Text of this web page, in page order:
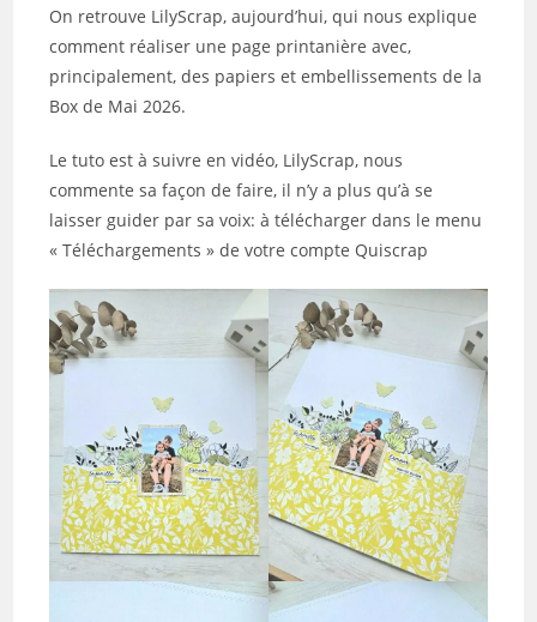
publication :
On retrouve LilyScrap, aujourd’hui, qui nous explique
comment réaliser une page printanière avec,
principalement, des papiers et embellissements de la
Box de Mai 2026.
Le tuto est à suivre en vidéo, LilyScrap, nous
commente sa façon de faire, il n’y a plus qu’à se
laisser guider par sa voix: à télécharger dans le menu
« Téléchargements » de votre compte Quiscrap